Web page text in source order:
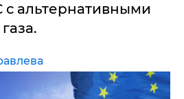
альтернативными